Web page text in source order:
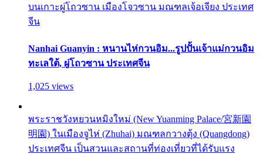
บนเกาะผู่โถวซาน เมืองโจวซาน มณฑลเจ้อเจียง ประเทศ
จีน
Nanhai Guanyin : หนานไห่กวนอิม...รูปปั้นเจ้าแม่กวนอิม
ทะเลใต้, ผู่โถวซาน ประเทศจีน
1,025 views
พระราชวังหยวนหมิงใหม่ (New Yuanming Palace/宮新園
明園) ในเมืองจูไห่ (Zhuhai) มณฑลกวางตุ้ง (Quangdong)
ประเทศจีน เป็นสวนและสถานที่ท่องเที่ยวที่ได้รับแรง